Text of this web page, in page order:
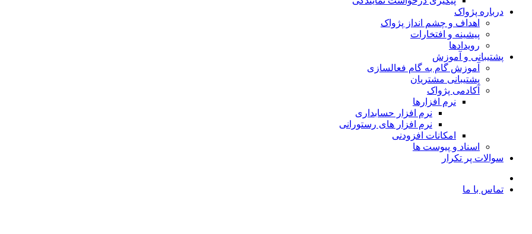
درباره پژواک
اهداف و چشم انداز پژواک
پیشینه و افتخارات
رویدادها
پشتیبانی و آموزش
آموزش گام به گام فعالسازی
پشتیبانی مشتریان
آکادمی پژواک
نرم افزارها
نرم افزار حسابداری
نرم افزار های رستورانی
امکانات افزودنی
اسناد و پیوست ها
سوالات پر تکرار
تماس با ما